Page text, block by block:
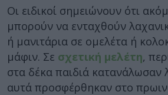
Οι ειδικοί σημειώνουν ότι
μπορούν να ενταχθούν
ή μανιτάρια σε ομελέτα ή
μάφιν. Σε σχετική μελέτη,
στα δέκα παιδιά κατανάλωσαν
αυτά προσφέρθηκαν στο